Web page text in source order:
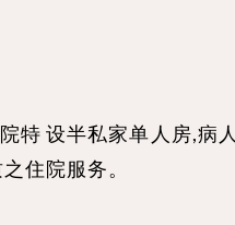
特 设半私家单人房,病人
住院服务。